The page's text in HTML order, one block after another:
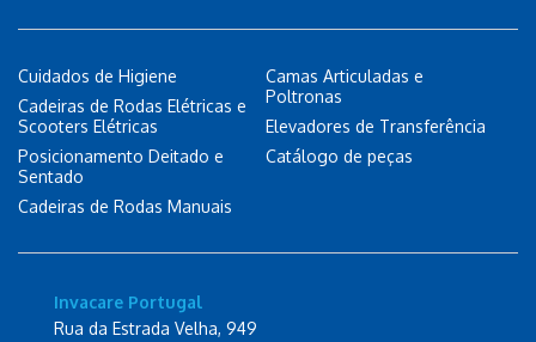
Cuidados de Higiene
Cadeiras de Rodas Elétricas e
Scooters Elétricas
Posicionamento Deitado e
Sentado
Cadeiras de Rodas Manuais
Camas Articuladas e
Poltronas
Elevadores de Transferência
Catálogo de peças
Invacare Portugal
Rua da Estrada Velha, 949